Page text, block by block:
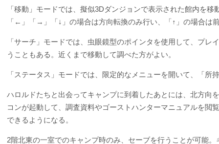
「移動」モードでは、擬似3Dダンジョンで表示された館内を
「←」「→」「↓」の場合は方向転換のみ行い、「↑」の場合は
「サーチ」モードでは、虫眼鏡型のポインタを使用して、プ
うこともある。近くまで移動して調べた方がよい。
「ステータス」モードでは、限定的なメニューを開いて、「
ハロルドたちと出会ってキャンプに到着したあとには、北方
コンが起動して、調査資料やゴーストハンターマニュアルを閲
できるようになる。
2階北東の一室でのキャンプ時のみ、セーブを行うことが可能